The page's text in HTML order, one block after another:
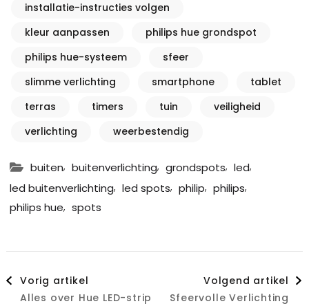
installatie-instructies volgen
kleur aanpassen
philips hue grondspot
philips hue-systeem
sfeer
slimme verlichting
smartphone
tablet
terras
timers tuin
veiligheid
verlichting
weerbestendig
buiten, buitenverlichting, grondspots, led,
led buitenverlichting, led spots, philip, philips,
philips hue, spots
Berichtnavigatie
Vorig artikel
Alles over Hue LED-strip
Volgend artikel
Sfeervolle Verlichting